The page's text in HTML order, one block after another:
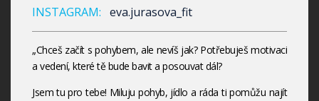
INSTAGRAM: eva.jurasova_fit
„Chceš začít s pohybem, ale nevíš jak? Potřebuješ motivaci
a vedení, které tě bude bavit a posouvat dál?
Jsem tu pro tebe! Miluju pohyb, jídlo a ráda ti pomůžu najít